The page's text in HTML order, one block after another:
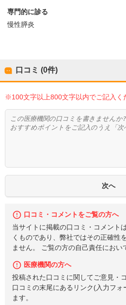
専門的に診る
慢性膵炎
口コミ (0件)
※100文字以上800文字以内でご記入く
口コミ・コメントをご覧の方へ
当サイトに掲載の口コミ・コメント
くものであり、弊社ではその正確性
ません。 ご覧の方の自己責任におい
医療機関の方へ
投稿された口コミに関してご意見・
口コミの末尾にあるリンク(入力フォ
ます。